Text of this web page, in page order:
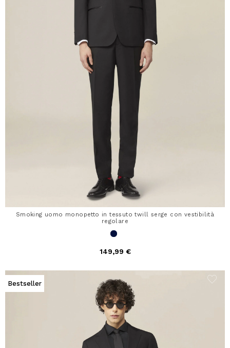
Smoking uomo monopetto in tessuto twill serge con vestibilità
regolare
149,99 €
Bestseller